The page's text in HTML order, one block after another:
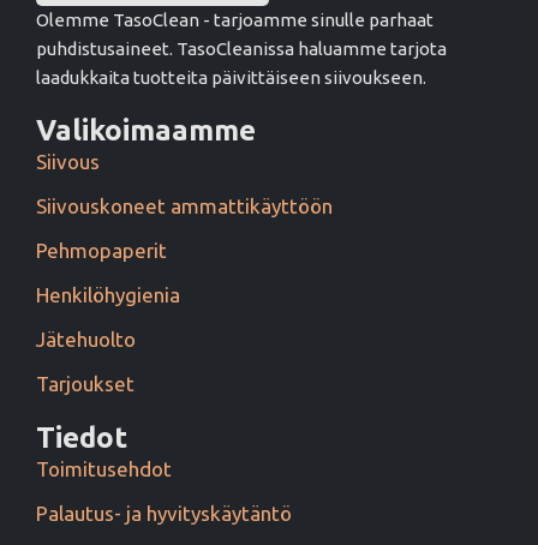
Olemme TasoClean - tarjoamme sinulle parhaat
puhdistusaineet. TasoCleanissa haluamme tarjota
laadukkaita tuotteita päivittäiseen siivoukseen.
Valikoimaamme
Siivous
Siivouskoneet ammattikäyttöön
Pehmopaperit
Henkilöhygienia
Jätehuolto
Tarjoukset
Tiedot
Toimitusehdot
Palautus- ja hyvityskäytäntö